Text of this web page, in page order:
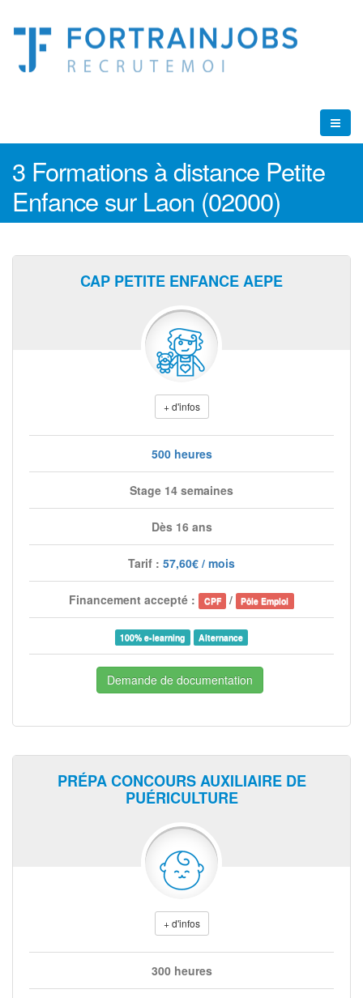
3 Formations à distance Petite
Enfance sur Laon (02000)
CAP PETITE ENFANCE AEPE
+ d'infos
500 heures
Stage 14 semaines
Dès 16 ans
Tarif : 57,60€ / mois
Financement accepté : CPF / Pôle Emploi
100% e-learning Alternance
Demande de documentation
PRÉPA CONCOURS AUXILIAIRE DE
PUÉRICULTURE
+ d'infos
300 heures